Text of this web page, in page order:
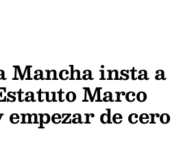
Mancha insta a
Marco
de cero